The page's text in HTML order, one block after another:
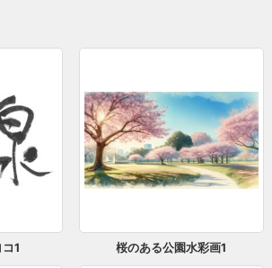
1 桜のある公園水彩画1